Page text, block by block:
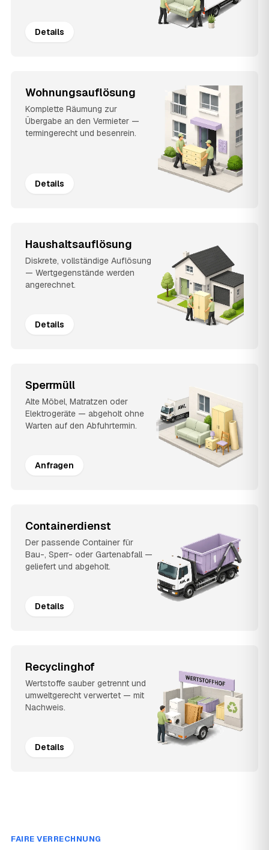
Details
Wohnungsauflösung
Komplette Räumung zur
Übergabe an den Vermieter —
termingerecht und besenrein.
Details
Haushaltsauflösung
Diskrete, vollständige Auflösung
— Wertgegenstände werden
angerechnet.
Details
Sperrmüll
Alte Möbel, Matratzen oder
Elektrogeräte — abgeholt ohne
Warten auf den Abfuhrtermin.
Anfragen
Containerdienst
Der passende Container für
Bau-, Sperr- oder Gartenabfall —
geliefert und abgeholt.
Details
Recyclinghof
Wertstoffe sauber getrennt und
umweltgerecht verwertet — mit
Nachweis.
Details
FAIRE VERRECHNUNG